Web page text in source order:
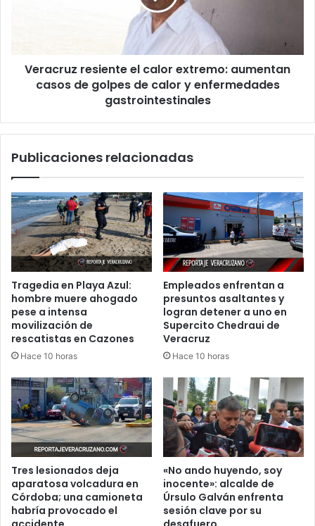
golpes
gastrointestinales
Veracruz resiente el calor extremo: aumentan
casos de golpes de calor y enfermedades
gastrointestinales
Publicaciones relacionadas
Tragedia en Playa Azul:
hombre muere ahogado
pese a intensa
movilización de
rescatistas en Cazones
Hace 10 horas
Empleados enfrentan a
presuntos asaltantes y
logran detener a uno en
Supercito Chedraui de
Veracruz
Hace 10 horas
Tres lesionados deja
aparatosa volcadura en
Córdoba; una camioneta
habría provocado el
«No ando huyendo, soy
inocente»: alcalde de
Úrsulo Galván enfrenta
sesión clave por su